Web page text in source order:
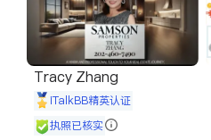
Tracy Zhang
iTalkBB精英认证
执照已核实